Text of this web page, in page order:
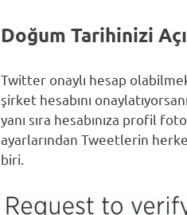
Doğum Tarihinizi
Twitter onaylı hesap
şirket hesabını
yanı sıra hesabınıza profil
ayarlarından Tweetlerin
biri.